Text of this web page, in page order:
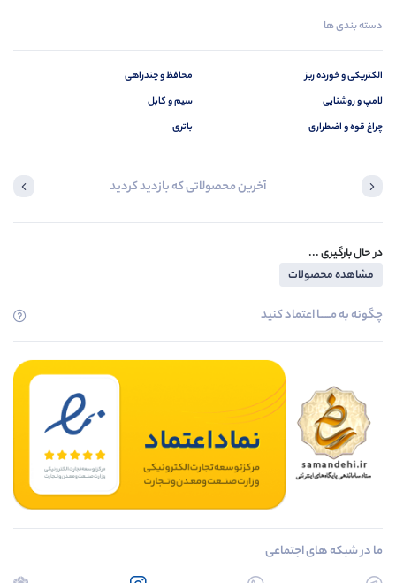
دسته بندی ها
الکتریکی و خورده ریز
لامپ و روشنایی
چراغ قوه و اضطراری
محافظ و چندراهی
سیم و کابل
باتری
آخرین محصولاتی که بازدید کردید
در حال بارگیری ...
مشاهده محصولات
چگونه به مــــــا اعتماد کنید
ما در شبکه های اجتماعی